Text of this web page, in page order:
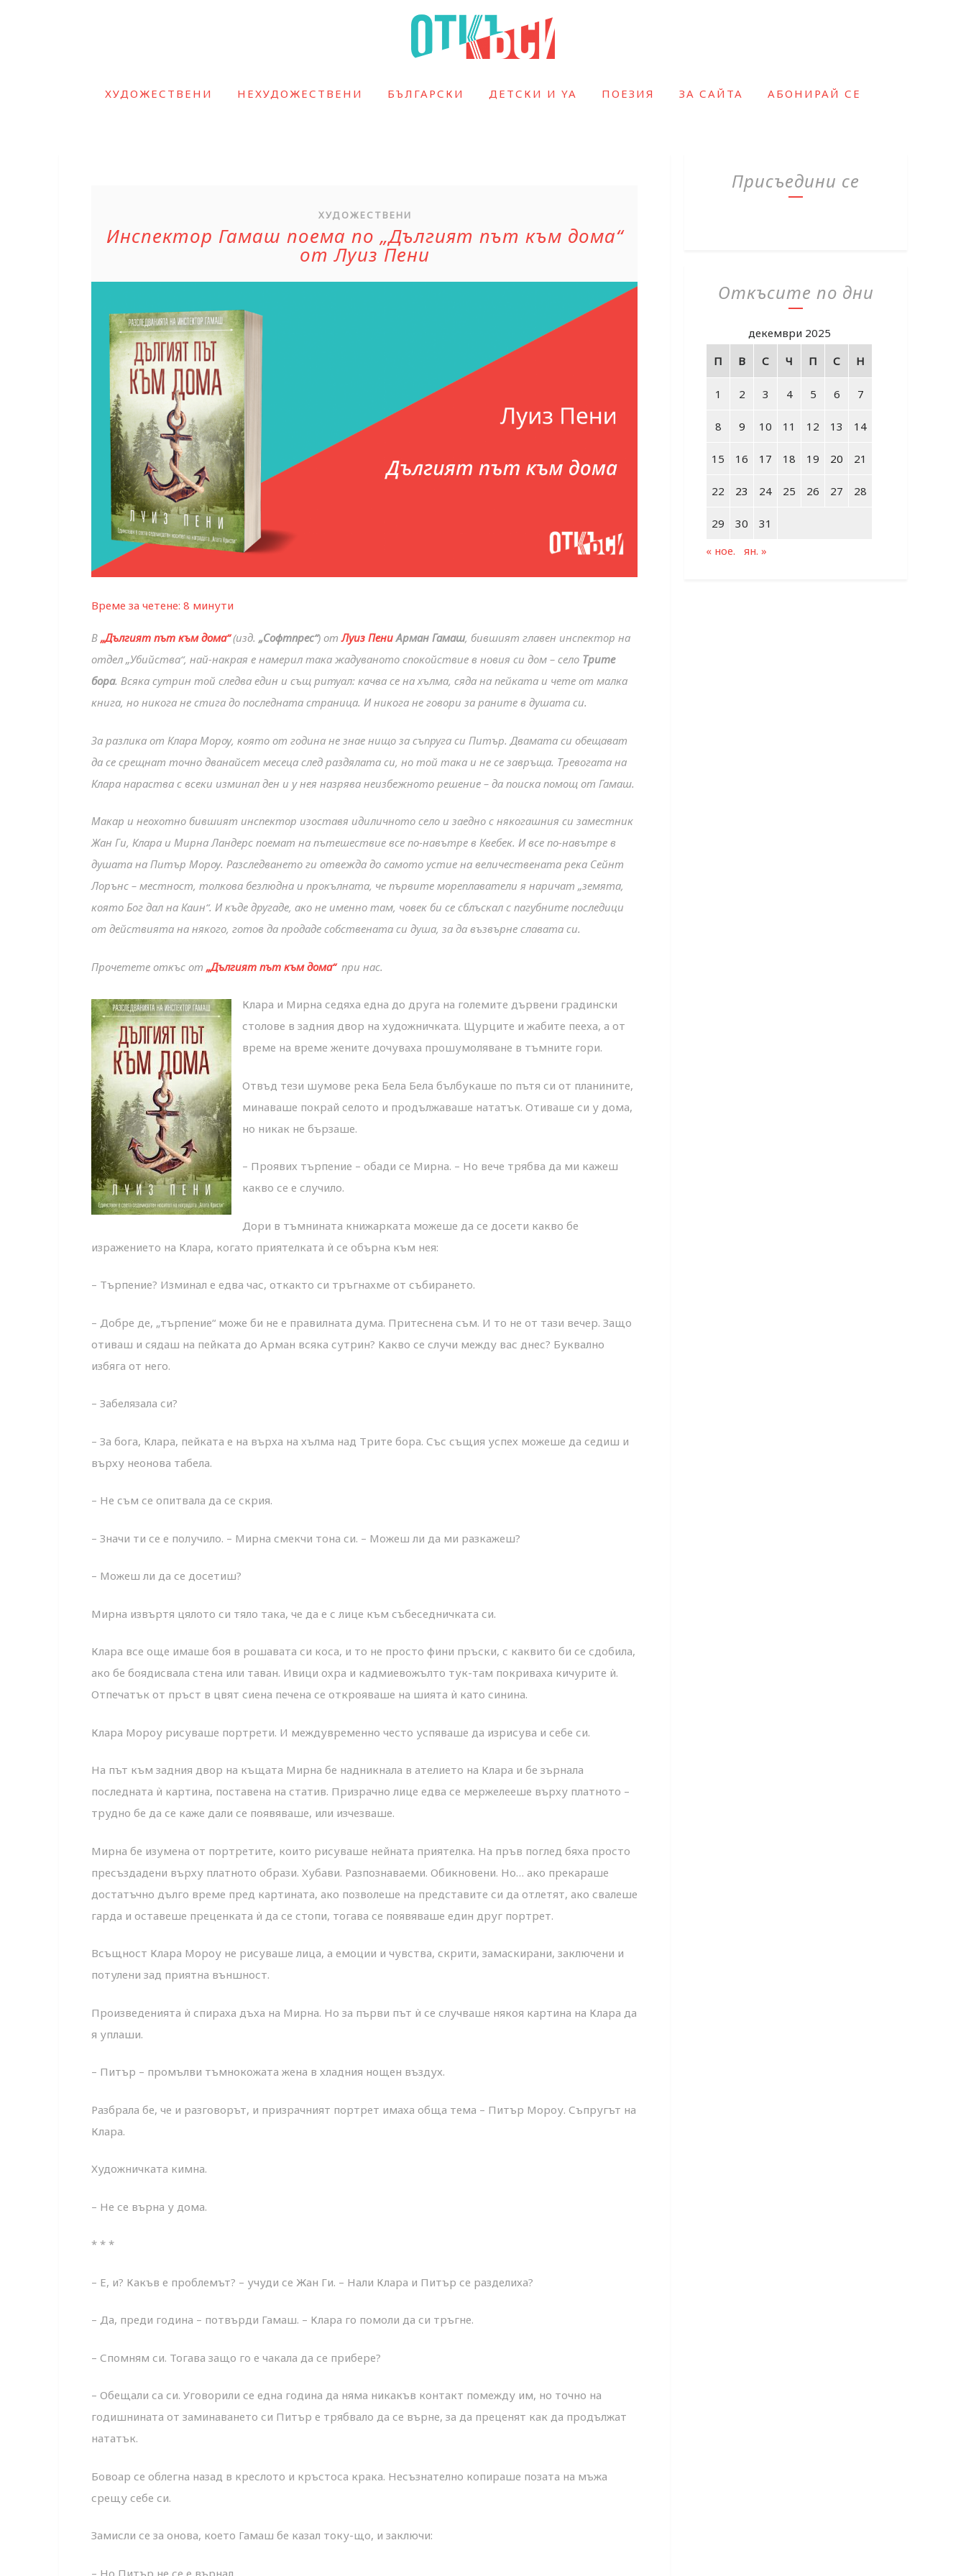
ХУДОЖЕСТВЕНИ НЕХУДОЖЕСТВЕНИ БЪЛГАРСКИ ДЕТСКИ И YA ПОЕЗИЯ ЗА САЙТА АБОНИРАЙ СЕ
ХУДОЖЕСТВЕНИ
Инспектор Гамаш поема по „Дългият път към дома“
от Луиз Пени
Време за четене: 8 минути
В „Дългият път към дома“(изд. „Софтпрес“) отЛуиз Пени ‌Арман Гамаш, бившият главен инспектор на
отдел „Убийства“, най-накрая е намерил така жадуваното спокойствие в новия си дом – село Трите
бора. Всяка сутрин той следва един и същ ритуал: качва се на хълма, сяда на пейката и чете от малка
книга, но никога не стига до последната страница. И никога не говори за раните в душата си.
За разлика от Клара Мороу, която от година не знае нищо за съпруга си Питър. Двамата си обещават
да се срещнат точно дванайсет месеца след раздялата си, но той така и не се завръща. Тревогата на
Клара нараства с всеки изминал ден и у нея назрява неизбежното решение – да поиска помощ от Гамаш.
Макар и неохотно бившият инспектор изоставя идиличното село и заедно с някогашния си заместник
Жан Ги, Клара и Мирна Ландерс поемат на пътешествие все по-навътре в Квебек. И все по-навътре в
душата на Питър Мороу. Разследването ги отвежда до самото устие на величествената река Сейнт
Лорънс – местност, толкова безлюдна и прокълната, че първите мореплаватели я наричат „земята,
която Бог дал на Каин“. И къде другаде, ако не именно там, човек би се сблъскал с пагубните последици
от действията на някого, готов да продаде собствената си душа, за да възвърне славата си.
Прочетете откъс от „Дългият път към дома“при нас.
Клара и Мирна седяха една до друга на големите дървени градински
столове в задния двор на художничката. Щурците и жабите пееха, а от
време на време жените дочуваха прошумоляване в тъмните гори.
Отвъд тези шумове река Бела Бела бълбукаше по пътя си от планините,
минаваше покрай селото и продължаваше нататък. Отиваше си у дома,
но никак не бързаше.
– Проявих търпение – обади се Мирна. – Но вече трябва да ми кажеш
какво се е случило.
Дори в тъмнината книжарката можеше да се досети какво бе
изражението на Клара, когато приятелката ѝ се обърна към нея:
– Търпение? Изминал е едва час, откакто си тръгнахме от събирането.
– Добре де, „търпение“ може би не е правилната дума. Притеснена съм. И то не от тази вечер. Защо
отиваш и сядаш на пейката до Арман всяка сутрин? Какво се случи между вас днес? Буквално
избяга от него.
– Забелязала си?
– За бога, Клара, пейката е на върха на хълма над Трите бора. Със същия успех можеше да седиш и
върху неонова табела.
– Не съм се опитвала да се скрия.
– Значи ти се е получило. – Мирна смекчи тона си. – Можеш ли да ми разкажеш?
– Можеш ли да се досетиш?
Мирна извъртя цялото си тяло така, че да е с лице към събеседничката си.
Клара все още имаше боя в рошавата си коса, и то не просто фини пръски, с каквито би се сдобила,
ако бе боядисвала стена или таван. Ивици охра и кадмиевожълто тук-там покриваха кичурите ѝ.
Отпечатък от пръст в цвят сиена печена се открояваше на шията ѝ като синина.
Клара Мороу рисуваше портрети. И междувременно често успяваше да изрисува и себе си.
На път към задния двор на къщата Мирна бе надникнала в ателието на Клара и бе зърнала
последната ѝ картина, поставена на статив. Призрачно лице едва се мержелееше върху платното –
трудно бе да се каже дали се появяваше, или изчезваше.
Мирна бе изумена от портретите, които рисуваше нейната приятелка. На пръв поглед бяха просто
пресъздадени върху платното образи. Хубави. Разпознаваеми. Обикновени. Но… ако прекараше
достатъчно дълго време пред картината, ако позволеше на представите си да отлетят, ако свалеше
гарда и оставеше преценката ѝ да се стопи, тогава се появяваше един друг портрет.
Всъщност Клара Мороу не рисуваше лица, а емоции и чувства, скрити, замаскирани, заключени и
потулени зад приятна външност.
Произведенията ѝ спираха дъха на Мирна. Но за първи път ѝ се случваше някоя картина на Клара да
я уплаши.
– Питър – промълви тъмнокожата жена в хладния нощен въздух.
Разбрала бе, че и разговорът, и призрачният портрет имаха обща тема – Питър Мороу. Съпругът на
Клара.
Художничката кимна.
– Не се върна у дома.
* * *
– Е, и? Какъв е проблемът? – учуди се Жан Ги. – Нали Клара и Питър се разделиха?
– Да, преди година – потвърди Гамаш. – Клара го помоли да си тръгне.
– Спомням си. Тогава защо го е чакала да се прибере?
– Обещали са си. Уговорили се една година да няма никакъв контакт помежду им, но точно на
годишнината от заминаването си Питър е трябвало да се върне, за да преценят как да продължат
нататък.
Бовоар се облегна назад в креслото и кръстоса крака. Несъзнателно копираше позата на мъжа
срещу себе си.
Замисли се за онова, което Гамаш бе казал току-що, и заключи:
– Но Питър не се е върнал.
Присъедини се
Откъсите по дни
декември 2025
П
В С Ч П С Н
1 2 3 4 5 6 7
8 9 10 11 12 13 14
15 16 17 18 19 20 21
22 23 24 25 26 27 28
29 30
31
« ное.
ян. »